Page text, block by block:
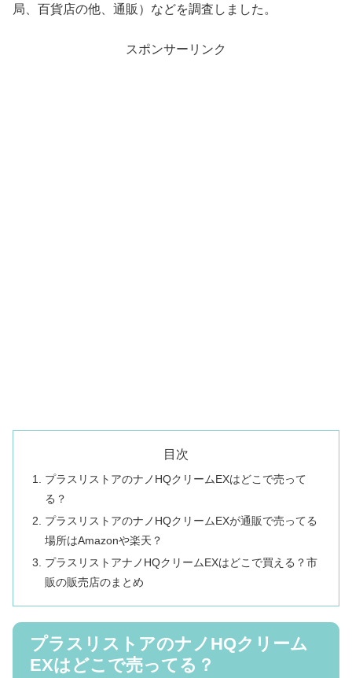
局、百貨店の他、通販）などを調査しました。
スポンサーリンク
目次
プラスリストアのナノHQクリームEXはどこで売って
る？
プラスリストアのナノHQクリームEXが通販で売ってる
場所はAmazonや楽天？
プラスリストアナノHQクリームEXはどこで買える？市
販の販売店のまとめ
プラスリストアのナノHQクリーム
EXはどこで売ってる？